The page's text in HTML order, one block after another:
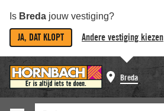
Is Breda jouw vestiging?
JA, DAT KLOPT Andere vestiging kiezen
Breda